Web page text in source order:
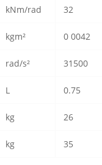
kNm/rad 32
kgm² 0 0042
rad/s² 31500
L 0.75
kg 26
kg 35